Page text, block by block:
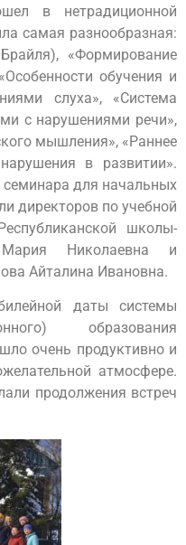
в нетрадиционной
самая разнообразная:
«Формирование
обучения и
слуха», «Система
с нарушениями речи»,
мышления», «Раннее
в развитии».
для начальных
директоров по учебной
школы-
Николаевна и
Айталина Ивановна.
даты системы
образования
очень продуктивно и
атмосфере.
продолжения встреч